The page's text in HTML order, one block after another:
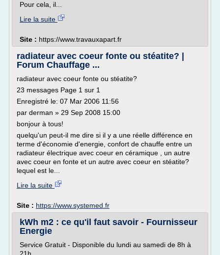
Pour cela, il...
Lire la suite
Site : https://www.travauxapart.fr
radiateur avec coeur fonte ou stéatite? |
Forum Chauffage ...
radiateur avec coeur fonte ou stéatite?
23 messages Page 1 sur 1
Enregistré le: 07 Mar 2006 11:56
par derman » 29 Sep 2008 15:00
bonjour à tous!
quelqu'un peut-il me dire si il y a une réelle différence en
terme d'économie d'energie, confort de chauffe entre un
radiateur électrique avec coeur en céramique , un autre
avec coeur en fonte et un autre avec coeur en stéatite?
lequel est le...
Lire la suite
Site : https://www.systemed.fr
kWh m2 : ce qu'il faut savoir - Fournisseur
Energie
Service Gratuit - Disponible du lundi au samedi de 8h à